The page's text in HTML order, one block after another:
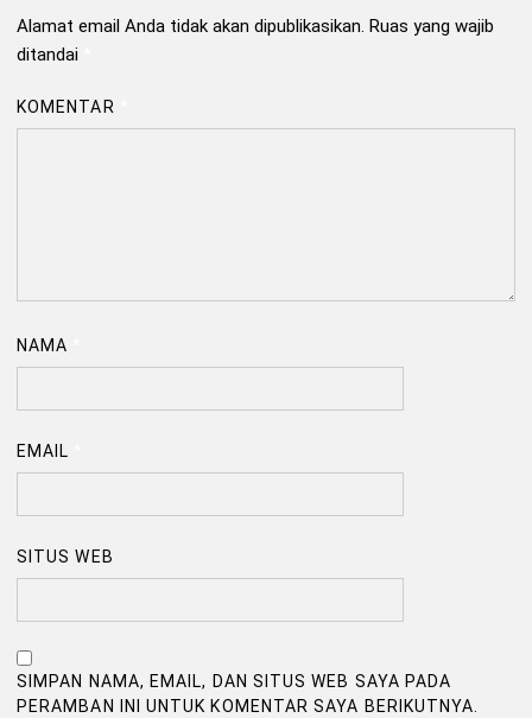
Alamat email Anda tidak akan dipublikasikan. Ruas yang wajib
ditandai
KOMENTAR
NAMA
EMAIL
SITUS WEB
SIMPAN NAMA, EMAIL, DAN SITUS WEB SAYA PADA
PERAMBAN INI UNTUK KOMENTAR SAYA BERIKUTNYA.